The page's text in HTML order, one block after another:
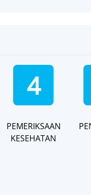
4
PEMERIKSAAN
KESEHATAN